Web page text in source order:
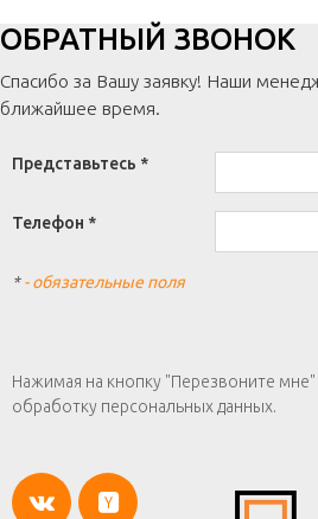
ОБРАТНЫЙ ЗВОНОК
Спасибо за Вашу заявку! Наши
ближайшее время.
Представьтесь *
Телефон *
*- обязательные поля
Нажимая на кнопку "Перезвоните мне"
обработку персональных данных.